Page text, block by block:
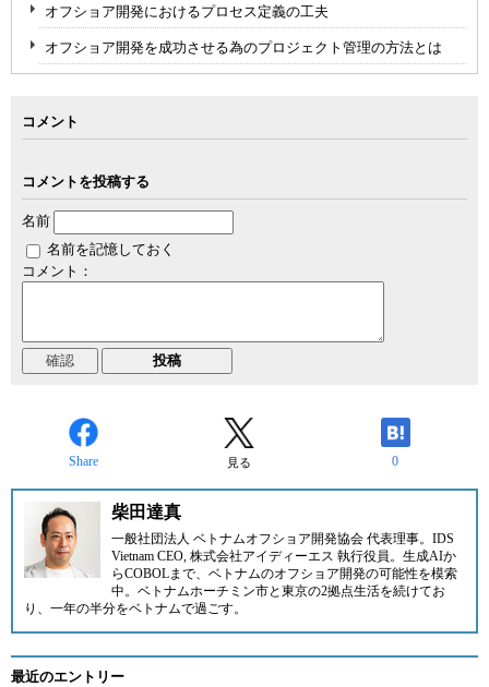
オフショア開発におけるプロセス定義の工夫
オフショア開発を成功させる為のプロジェクト管理の方法とは
コメント
コメントを投稿する
名前
名前を記憶しておく
コメント：
Share 見る 0
柴田達真
一般社団法人 ベトナムオフショア開発協会 代表理事。IDS
Vietnam CEO, 株式会社アイディーエス 執行役員。生成AIか
らCOBOLまで、ベトナムのオフショア開発の可能性を模索
中。ベトナムホーチミン市と東京の2拠点生活を続けてお
り、一年の半分をベトナムで過ごす。
最近のエントリー